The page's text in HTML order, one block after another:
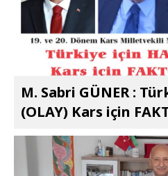
M. Sabri GÜNER :
(OLAY) Kars için